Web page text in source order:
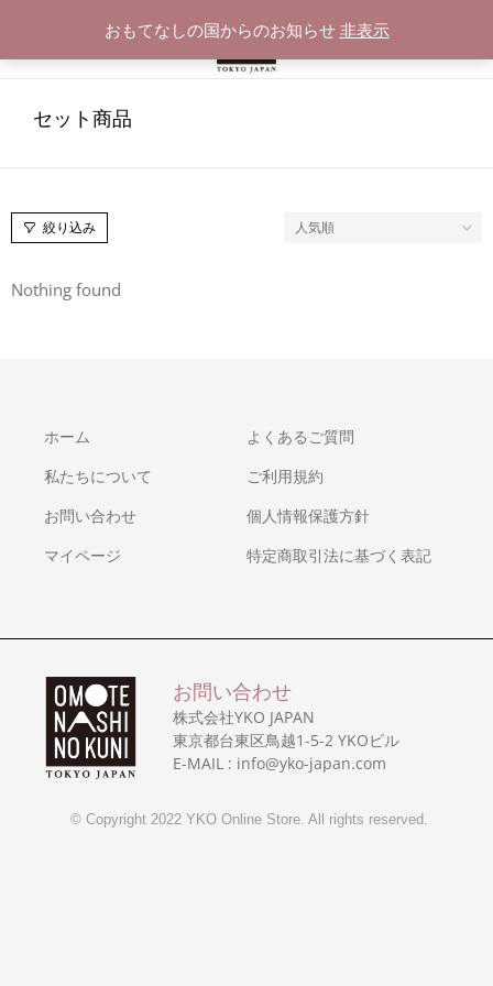
おもてなしの国からのお知らせ 非表示
セット商品
絞り込み
Nothing found
ホーム
私たちについて
お問い合わせ
マイページ
よくあるご質問
ご利用規約
個人情報保護方針
特定商取引法に基づく表記
お問い合わせ
株式会社YKO JAPAN
東京都台東区鳥越1-5-2 YKOビル
E-MAIL : info@yko-japan.com
© Copyright 2022 YKO Online Store. All rights reserved.